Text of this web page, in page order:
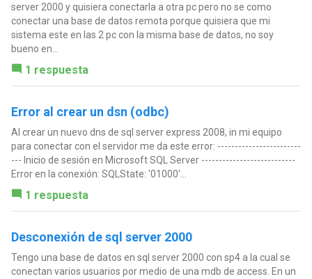
server 2000 y quisiera conectarla a otra pc pero no se como
conectar una base de datos remota porque quisiera que mi
sistema este en las 2 pc con la misma base de datos, no soy
bueno en...
1 respuesta
Error al crear un dsn (odbc)
Al crear un nuevo dns de sql server express 2008, in mi equipo
para conectar con el servidor me da este error: ------------------------
--- Inicio de sesión en Microsoft SQL Server ---------------------------
Error en la conexión: SQLState: '01000'...
1 respuesta
Desconexión de sql server 2000
Tengo una base de datos en sql server 2000 con sp4 a la cual se
conectan varios usuarios por medio de una mdb de access. En un